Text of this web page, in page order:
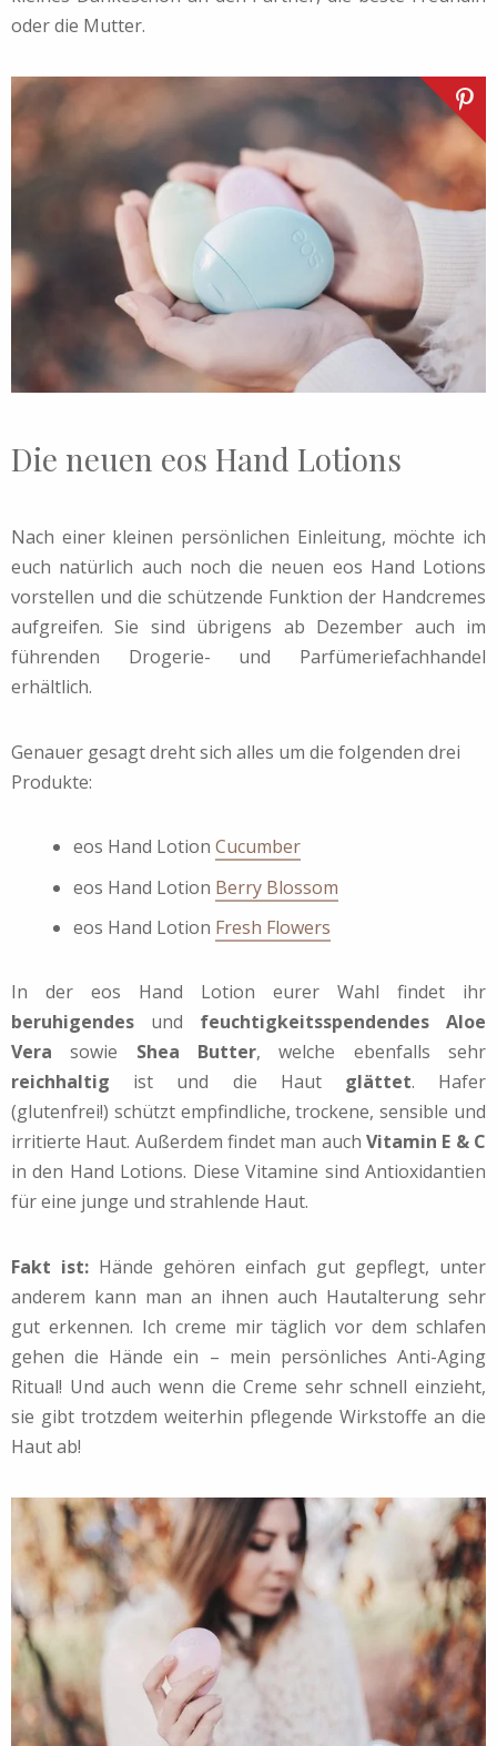
oder die Mutter.
Die neuen eos Hand Lotions
Nach einer kleinen persönlichen Einleitung, möchte ich
euch natürlich auch noch die neuen eos Hand Lotions
vorstellen und die schützende Funktion der Handcremes
aufgreifen. Sie sind übrigens ab Dezember auch im
führenden Drogerie- und Parfümeriefachhandel
erhältlich.
Genauer gesagt dreht sich alles um die folgenden drei
Produkte:
eos Hand Lotion Cucumber
eos Hand Lotion Berry Blossom
eos Hand Lotion Fresh Flowers
In der eos Hand Lotion eurer Wahl findet ihr
beruhigendes und feuchtigkeitsspendendes Aloe
Vera sowie Shea Butter, welche ebenfalls sehr
reichhaltig ist und die Haut glättet. Hafer
(glutenfrei!) schützt empfindliche, trockene, sensible und
irritierte Haut. Außerdem findet man auch Vitamin E & C
in den Hand Lotions. Diese Vitamine sind Antioxidantien
für eine junge und strahlende Haut.
Fakt ist: Hände gehören einfach gut gepflegt, unter
anderem kann man an ihnen auch Hautalterung sehr
gut erkennen. Ich creme mir täglich vor dem schlafen
gehen die Hände ein – mein persönliches Anti-Aging
Ritual! Und auch wenn die Creme sehr schnell einzieht,
sie gibt trotzdem weiterhin pflegende Wirkstoffe an die
Haut ab!